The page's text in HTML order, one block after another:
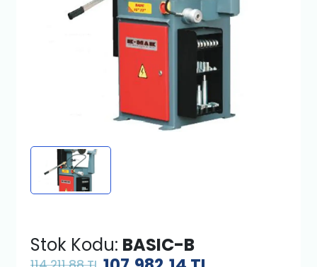
Stok Kodu: BASIC-B